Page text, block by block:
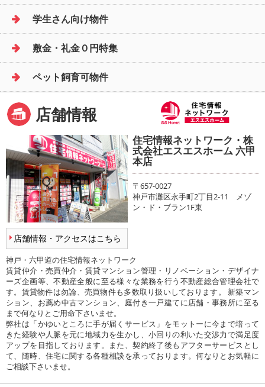
学生さん向け物件
敷金・礼金０円特集
ペット飼育可物件
店舗情報
店舗情報・アクセスはこちら
住宅情報ネットワーク・株
式会社エスエスホーム 六甲
本店
〒657-0027
神戸市灘区永手町2丁目2-11 メゾ
ン・ド・ブラン1F東
神戸・六甲道の住宅情報ネットワーク
賃貸仲介・売買仲介・賃貸マンション管理・リノベーション・デザイナ
ーズ企画等、不動産全般に至る様々な業務を行う不動産総合管理会社で
す。賃貸物件は勿論、売買物件も多数取り扱いしております。 新築マン
ション、お薦め中古マンション、庭付き一戸建てに店舗・事務所に至る
まで何なりとご用命下さいませ。
弊社は「かゆいところに手が届くサービス」をモットーに今まで培って
きた経験や人脈を元に地域力を生かし、小回りの利いた交渉力で満足度
アップを目指しております。また、契約終了後もアフターサービスとし
て、随時、住宅に関する各種相談を承っております。何なりとお気軽に
ご相談下さいませ。